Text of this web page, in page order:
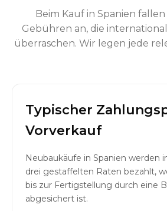
Beim Kauf in Spanien
Gebühren an, die
überraschen. Wir legen jede
Typischer
Vorverkauf
Neubaukäufe in Spanien werden
drei gestaffelten Raten bezahlt,
bis zur Fertigstellung durch eine
abgesichert ist.